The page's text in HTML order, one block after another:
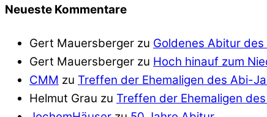
Neueste Kommentare
Gert Mauersberger zu Goldenes Abitur des
Gert Mauersberger zu Hoch hinauf zum
CMM zu Treffen der Ehemaligen des Abi-
Helmut Grau zu Treffen der Ehemaligen